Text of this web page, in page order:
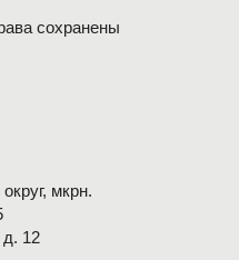
сохранены
мкрн.
д. 12